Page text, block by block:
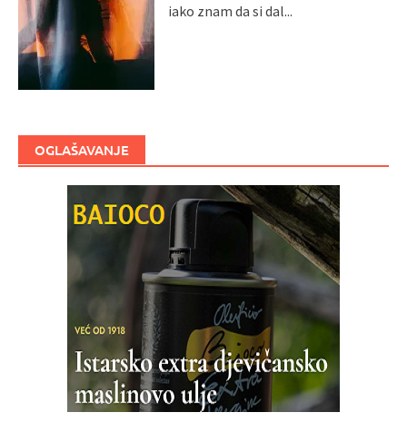
iako znam da si dal...
OGLAŠAVANJE